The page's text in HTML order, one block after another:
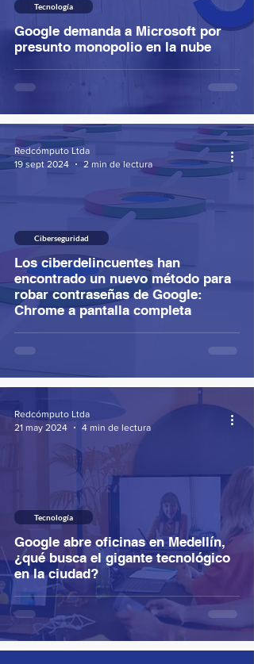
Google demanda a Microsoft por
presunto monopolio en la nube
Tecnología
Los ciberdelincuentes han
encontrado un nuevo método para
robar contraseñas de Google:
Chrome a pantalla completa
Ciberseguridad
Redcómputo Ltda
19 sept 2024
2 min de lectura
Google abre oficinas en Medellín,
¿qué busca el gigante tecnológico
en la ciudad?
Tecnología
Redcómputo Ltda
21 may 2024
4 min de lectura